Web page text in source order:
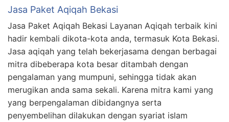
Jasa Paket Aqiqah Bekasi
Jasa Paket Aqiqah Bekasi Layanan Aqiqah terbaik kini
hadir kembali dikota-kota anda, termasuk Kota Bekasi.
Jasa aqiqah yang telah bekerjasama dengan berbagai
mitra dibeberapa kota besar ditambah dengan
pengalaman yang mumpuni, sehingga tidak akan
merugikan anda sama sekali. Karena mitra kami yang
yang berpengalaman dibidangnya serta
penyembelihan dilakukan dengan syariat islam